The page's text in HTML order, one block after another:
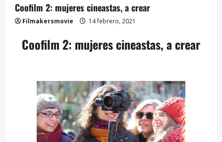
Coofilm 2: mujeres cineastas, a crear
Filmakersmovie 14 febrero, 2021
Coofilm 2: mujeres cineastas, a crear